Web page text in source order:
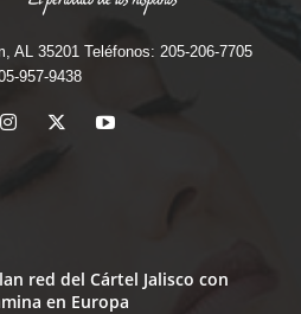
AL 35201 Teléfonos: 205-206-7705
957-9438
red del Cártel Jalisco con
en Europa